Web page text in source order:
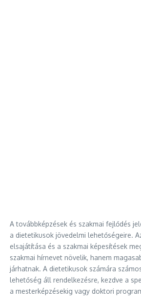
A továbbképzések és szakmai fejlődés
a dietetikusok jövedelmi lehetőségeire.
elsajátítása és a szakmai képesítések
szakmai hírnevet növelik, hanem
járhatnak. A dietetikusok számára
lehetőség áll rendelkezésre, kezdve a
a mesterképzésekig vagy doktori